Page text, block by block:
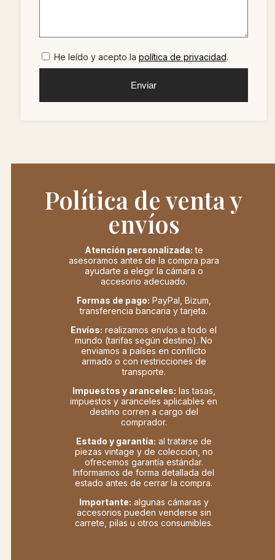
He leído y acepto la política de privacidad.
Enviar
Política de venta y
envíos
Atención personalizada: te
asesoramos antes de la compra para
ayudarte a elegir la cámara o
accesorio adecuado.
Formas de pago: PayPal, Bizum,
transferencia bancaria y tarjeta.
Envíos: realizamos envíos a todo el
mundo (tarifas según destino). No
enviamos a países en conflicto
armado o con restricciones de
transporte.
Impuestos y aranceles: las tasas,
impuestos y aranceles aplicables en
destino corren a cargo del
comprador.
Estado y garantía: al tratarse de
piezas vintage y de colección, no
ofrecemos garantía estándar.
Informamos de forma detallada del
estado antes de cerrar la compra.
Importante: algunas cámaras y
accesorios pueden venderse sin
carrete, pilas u otros consumibles.